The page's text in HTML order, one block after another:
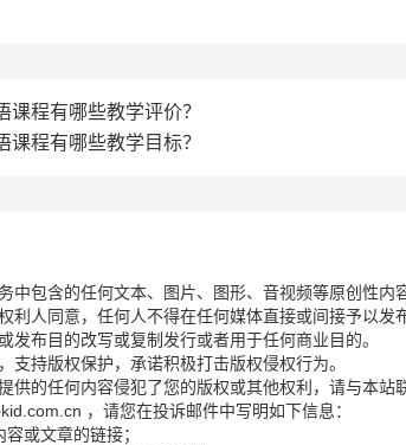
课程有哪些教学评价？
课程有哪些教学目标？
中包含的任何文本、图片、图形、音视频等原创性内
利人同意，任何人不得在任何媒体直接或间接予以发
发布目的改写或复制发行或者用于任何商业目的。
支持版权保护，承诺积极打击版权侵权行为。
供的任何内容侵犯了您的版权或其他权利，请与本站
，请您在投诉邮件中写明如下信息：
容或文章的链接；